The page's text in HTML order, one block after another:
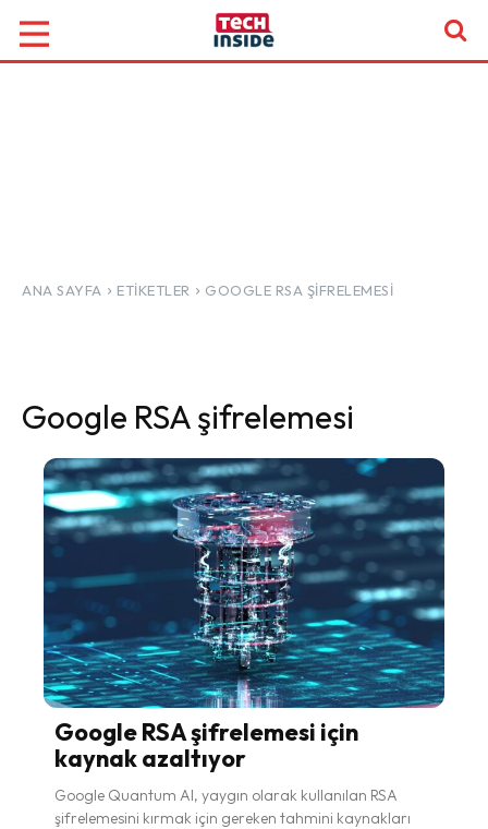
ANA SAYFA ETIKETLER GOOGLE RSA ŞIFRELEMESI
Google RSA şifrelemesi
Google RSA şifrelemesi için
kaynak azaltıyor
Google Quantum AI, yaygın olarak kullanılan RSA
şifrelemesini kırmak için gereken tahmini kaynakları